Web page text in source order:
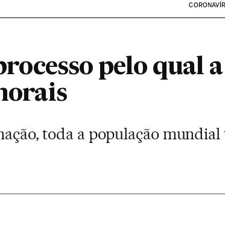
pelo qual
toda a população